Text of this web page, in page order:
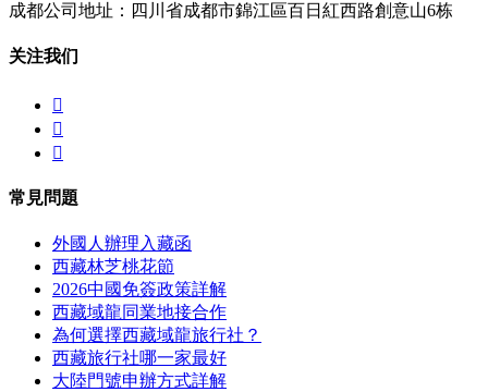
成都公司地址：四川省成都市錦江區百日紅西路創意山6栋
关注我们



常見問題
外國人辦理入藏函
西藏林芝桃花節
2026中國免簽政策詳解
西藏域龍同業地接合作
為何選擇西藏域龍旅行社？
西藏旅行社哪一家最好
大陸門號申辦方式詳解